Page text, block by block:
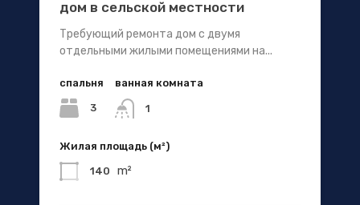
дом в сельской местности
Требующий ремонта дом с двумя
отдельными жилыми помещениями на...
спальня
3
ванная комната
1
Жилая площадь (м²)
140 m²